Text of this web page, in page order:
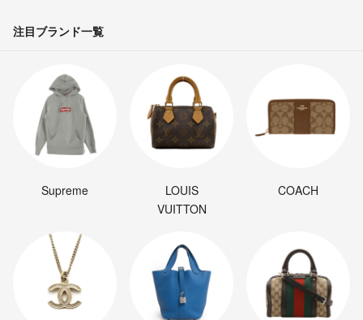
注目ブランド一覧
Supreme
LOUIS
VUITTON
COACH